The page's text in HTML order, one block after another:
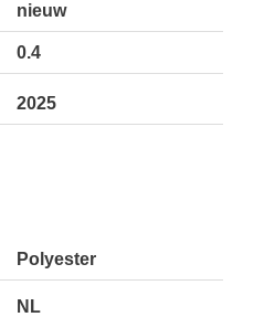
nieuw
0.4
2025
Polyester
NL